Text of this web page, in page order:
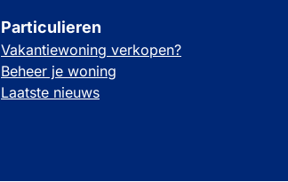
Particulieren
Vakantiewoning verkopen?
Beheer je woning
Laatste nieuws